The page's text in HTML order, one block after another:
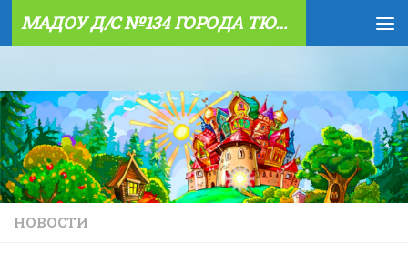
Skip to content МАДОУ Д/С №134 ГОРОДА ТЮМЕНИ
НОВОСТИ